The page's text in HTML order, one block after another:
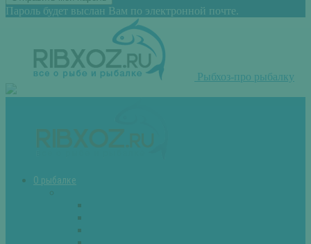
Пароль будет выслан Вам по электронной почте.
Рыбхоз-про рыбалку
О рыбалке